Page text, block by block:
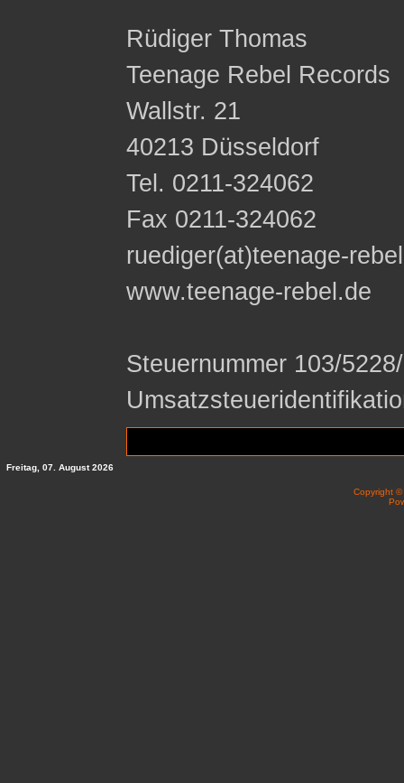
Rüdiger Thomas
Teenage Rebel Records
Wallstr. 21
40213 Düsseldorf
Tel. 0211-324062
Fax 0211-324062
ruediger(at)teenage-
www.teenage-rebel.de
Steuernummer 103/
Freitag, 07. August 2026
Copyright